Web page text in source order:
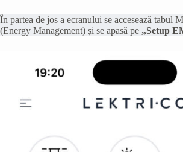
În partea de jos a ecranului se accesează tabul
(Energy Management) și se apasă pe „Setup